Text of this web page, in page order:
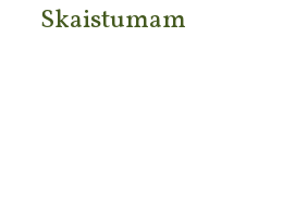
Skaistumam